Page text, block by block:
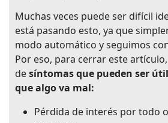
Muchas veces puede ser difícil
está pasando esto, ya que
modo automático y seguimos
Por eso, para cerrar este
desíntomas que pueden ser
que algo va mal:
Pérdida de interés por todo